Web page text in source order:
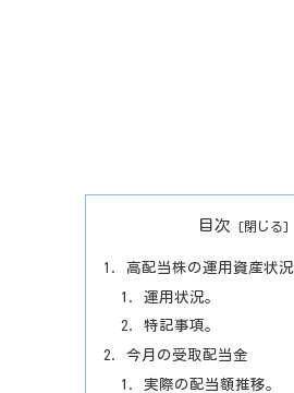
目次
高配当株の運用資産状況
運用状況。
特記事項。
今月の受取配当金
実際の配当額推移。